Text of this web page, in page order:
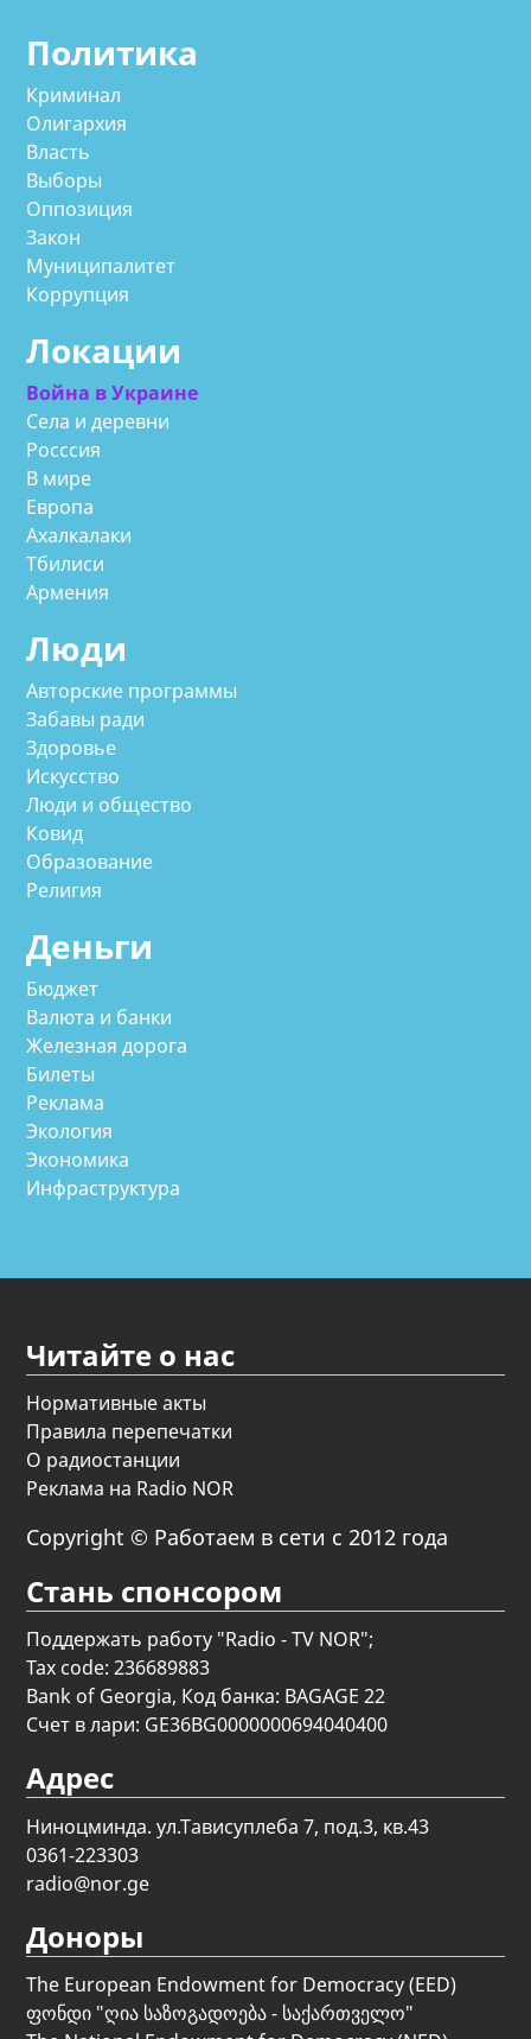
Политика
Криминал
Олигархия
Власть
Выборы
Оппозиция
Закон
Муниципалитет
Коррупция
Локации
Война в Украине
Села и деревни
Росссия
В мире
Европа
Ахалкалаки
Тбилиси
Армения
Люди
Авторские программы
Забавы ради
Здоровье
Искусство
Люди и общество
Ковид
Образование
Религия
Деньги
Бюджет
Валюта и банки
Железная дорога
Билеты
Реклама
Экология
Экономика
Инфраструктура
Читайте о нас
Нормативные акты
Правила перепечатки
О радиостанции
Реклама на Radio NOR
Copyright © Работаем в сети с 2012 года
Стань спонсором
Поддержать работу "Radio - TV NOR";
Tax code: 236689883
Bank of Georgia, Код банка: BAGAGE 22
Счет в лари: GE36BG0000000694040400
Адрес
Ниноцминда. ул.Тависуплеба 7, под.3, кв.43
0361-223303
radio@nor.ge
Доноры
The European Endowment for Democracy (EED)
ფონდი "ღია საზოგადოება - საქართველო"